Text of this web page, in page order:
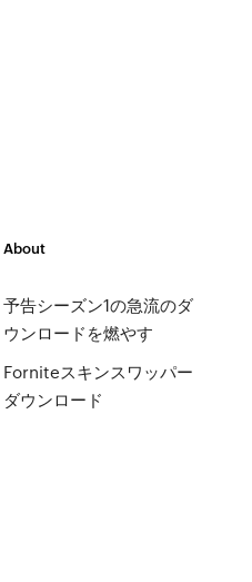
About
予告シーズン1の急流のダ
ウンロードを燃やす
Forniteスキンスワッパー
ダウンロード